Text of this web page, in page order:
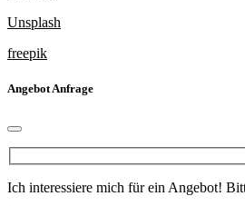
Unsplash
freepik
Angebot Anfrage
Ich interessiere mich für ein Angebot!